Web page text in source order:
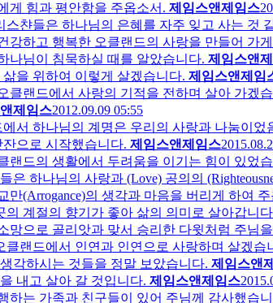
게 힘과 평안함을 주옵소서. 제임스앤제임스
스챤들은 하나님의 은혜를 자주 잊고 사는 것
강하고 행복한 오클랜드의 사랑을 만들어 가
나님이 침묵하실 때를 알았습니다. 제임스앤
을 위하여 이렇게 살겠습니다. 제임스앤제임
클랜드에서 사랑의 기적을 전하며 살아 가겠
제임스2012.09.09 05:55
서 하나님의 계명은 우리의 사랑과 나눔이었
으로 시작했습니다. 제임스앤제임스
랜드의 생활에서 두려움을 이기는 힘이 있었
은 하나님의 사랑과 (Love) 공의의
만(Arrogance)의 생각과 마음을 버리게 하여
의 계절의 향기가 좋아 삶의 의미로 살아갑니
망으로 골리앗과 맞서 승리한 다윗처럼 주님
클랜드에서 인연과 인연으로 사랑하며 살겠습
각하시는 것들을 정말 보았습니다. 제임스앤
내고 살아 갈 것입니다. 제임스앤제임스
하는 가족과 친구들이 있어 주님께 감사했습